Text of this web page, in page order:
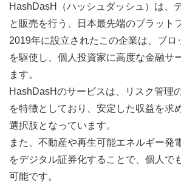
HashDasH（ハッシュダッシュ）は、
と販売を行う、日本最先端のプラット
2019年に設立されたこの企業は、ブロ
を駆使し、個人投資家に高度な金融サ
ます。
HashDasHのサービスは、リスク管理
を特徴としており、安定した収益を求
選択肢となっています。
また、不動産や再生可能エネルギー発
をデジタル証券化することで、個人で
可能です。